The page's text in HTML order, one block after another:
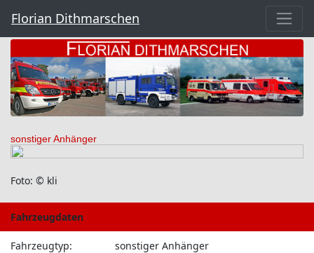
Florian Dithmarschen
sonstiger Anhänger
Foto: © kli
Fahrzeugdaten
Fahrzeugtyp: sonstiger Anhänger